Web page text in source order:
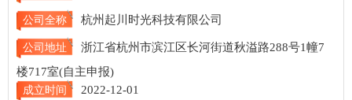
公司全称 杭州起川时光科技有限公司
公司地址
浙江省杭州市滨江区长河街道秋溢路288号1幢7
楼717室(自主申报)
成立时间 2022-12-01